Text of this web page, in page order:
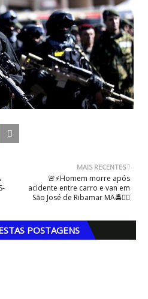
MAIS RECENTES
🚨⚡Homem morre após
acidente entre carro e van em
São José de Ribamar MA🚔👨‍✈️
POSTAGENS